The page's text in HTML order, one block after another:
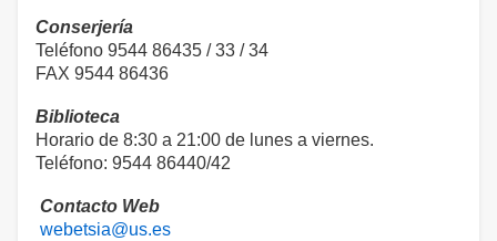
Conserjería
Teléfono 9544 86435 / 33 / 34
FAX 9544 86436
Biblioteca
Horario de 8:30 a 21:00 de lunes a viernes.
Teléfono: 9544 86440/42
Contacto Web
webetsia@us.es